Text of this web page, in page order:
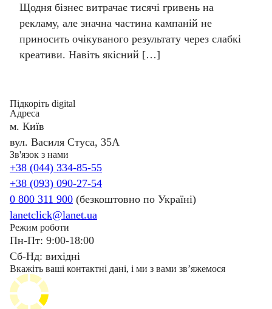
Щодня бізнес витрачає тисячі гривень на
рекламу, але значна частина кампаній не
приносить очікуваного результату через слабкі
креативи. Навіть якісний […]
Підкоріть digital
Адреса
м. Київ
вул. Василя Стуса, 35А
Зв'язок з нами
+38 (044) 334-85-55
+38 (093) 090-27-54
0 800 311 900 (безкоштовно по Україні)
lanetclick@lanet.ua
Режим роботи
Пн-Пт: 9:00-18:00
Сб-Нд: вихідні
Вкажіть ваші контактні дані, і ми з вами звʼяжемося